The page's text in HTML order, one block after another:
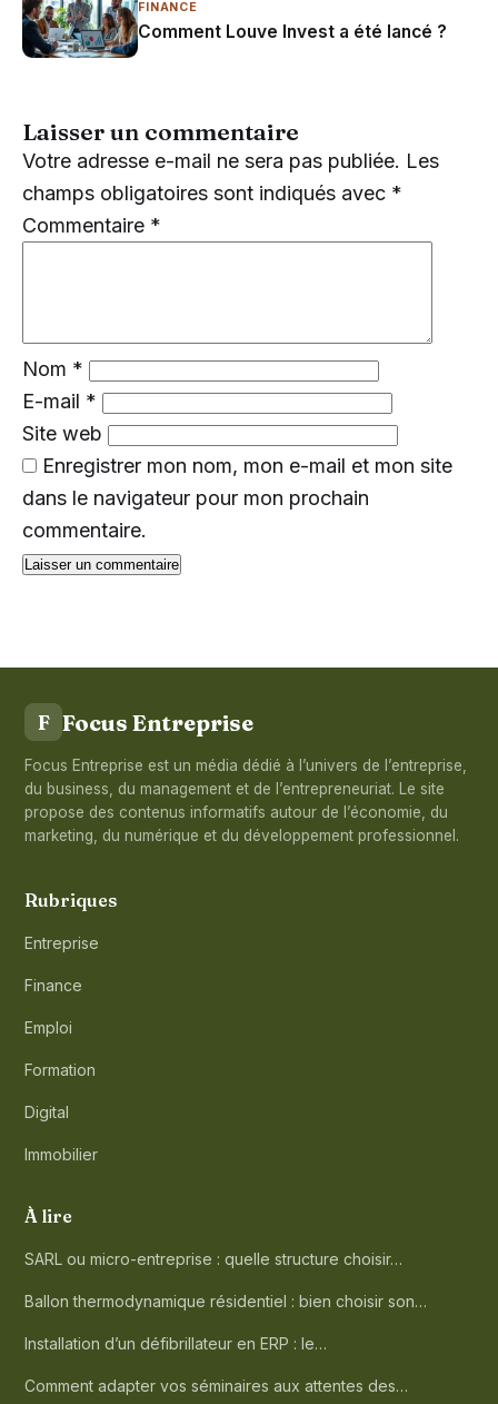
FINANCE
Comment Louve Invest a été lancé ?
Laisser un commentaire
Votre adresse e-mail ne sera pas publiée. Les
champs obligatoires sont indiqués avec *
Commentaire *
Nom *
E-mail *
Site web
Enregistrer mon nom, mon e-mail et mon site
dans le navigateur pour mon prochain
commentaire.
F Focus Entreprise
Focus Entreprise est un média dédié à l’univers de l’entreprise,
du business, du management et de l’entrepreneuriat. Le site
propose des contenus informatifs autour de l’économie, du
marketing, du numérique et du développement professionnel.
Rubriques
Entreprise
Finance
Emploi
Formation
Digital
Immobilier
À lire
SARL ou micro-entreprise : quelle structure choisir…
Ballon thermodynamique résidentiel : bien choisir son…
Installation d’un défibrillateur en ERP : le…
Comment adapter vos séminaires aux attentes des…